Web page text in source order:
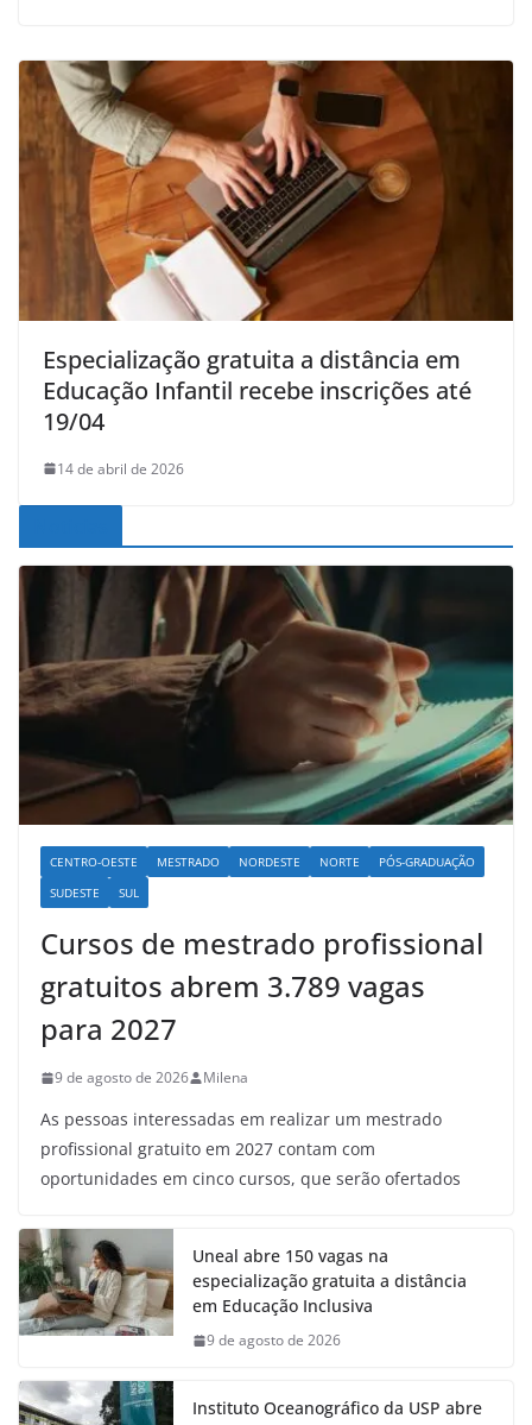
Especialização gratuita a distância em
Educação Infantil recebe inscrições até
19/04
14 de abril de 2026
CENTRO-OESTE MESTRADO NORDESTE NORTE
PÓS-GRADUAÇÃO
SUDESTE
SUL
Cursos de mestrado profissional
gratuitos abrem 3.789 vagas
para 2027
9 de agosto de 2026 Milena
As pessoas interessadas em realizar um mestrado
profissional gratuito em 2027 contam com
oportunidades em cinco cursos, que serão ofertados
Uneal abre 150 vagas na
especialização gratuita a distância
em Educação Inclusiva
9 de agosto de 2026
Instituto Oceanográfico da USP abre